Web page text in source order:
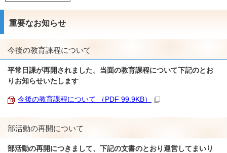
重要なお知らせ
今後の教育課程について
平常日課が再開されました。当面の教育課程について下記のとお
りお知らせいたします
今後の教育課程について （PDF 99.9KB）
部活動の再開について
部活動の再開につきまして、下記の文書のとおり運営してまいり